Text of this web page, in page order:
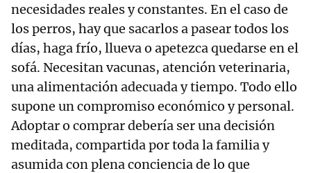
necesidades reales y constantes. En el caso de
los perros, hay que sacarlos a pasear todos los
días, haga frío, llueva o apetezca quedarse en el
sofá. Necesitan vacunas, atención veterinaria,
una alimentación adecuada y tiempo. Todo ello
supone un compromiso económico y personal.
Adoptar o comprar debería ser una decisión
meditada, compartida por toda la familia y
asumida con plena conciencia de lo que